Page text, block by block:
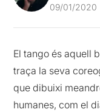
09/01/2020
El tango és aquell
traça la seva
que dibuixi
humanes, com el